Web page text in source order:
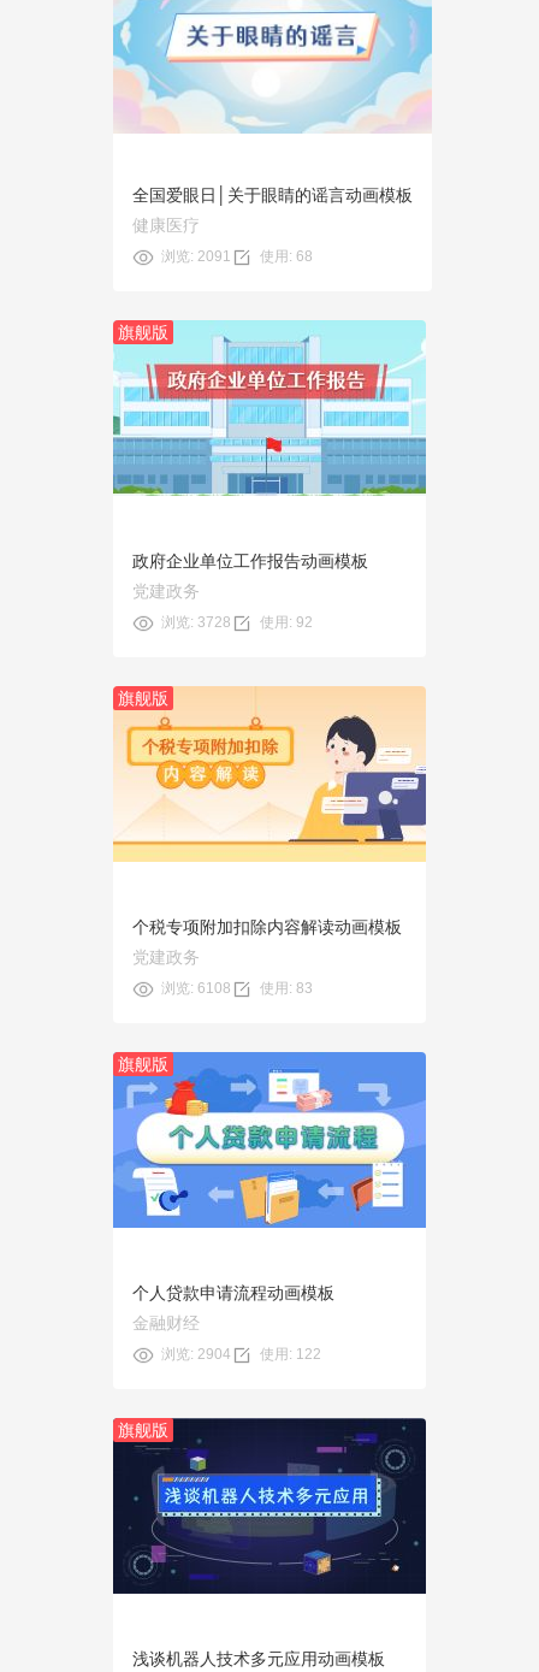
预览
全国爱眼日│关于眼睛的谣言动画模板
健康医疗
浏览: 2091 使用: 68
旗舰版
预览
使用
政府企业单位工作报告动画模板
党建政务
浏览: 3728 使用: 92
旗舰版
预览
个税专项附加扣除内容解读动画模板
党建政务
浏览: 6108 使用: 83
旗舰版
预览
使用
个人贷款申请流程动画模板
金融财经
浏览: 2904 使用: 122
旗舰版
预览
浅谈机器人技术多元应用动画模板